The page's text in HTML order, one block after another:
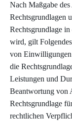
Nach Maßgabe
Rechtsgrundlagen
Rechtsgrundlage
wird, gilt
von
die
Leistungen und
Beantwortung von
Rechtsgrundlage
rechtlichen